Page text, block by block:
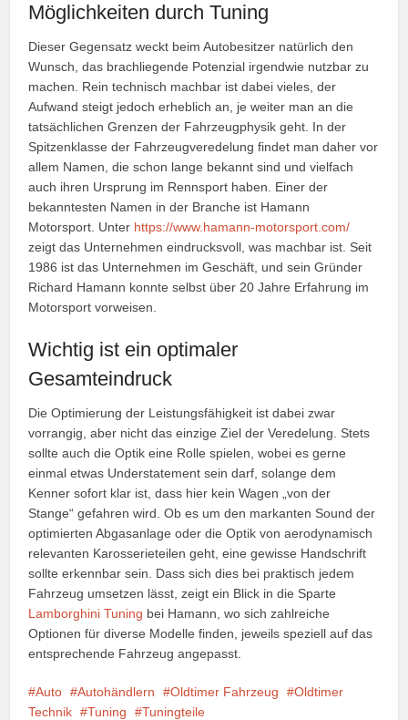
Möglichkeiten durch Tuning
Dieser Gegensatz weckt beim Autobesitzer natürlich den
Wunsch, das brachliegende Potenzial irgendwie nutzbar zu
machen. Rein technisch machbar ist dabei vieles, der
Aufwand steigt jedoch erheblich an, je weiter man an die
tatsächlichen Grenzen der Fahrzeugphysik geht. In der
Spitzenklasse der Fahrzeugveredelung findet man daher vor
allem Namen, die schon lange bekannt sind und vielfach
auch ihren Ursprung im Rennsport haben. Einer der
bekanntesten Namen in der Branche ist Hamann
Motorsport. Unter https://www.hamann-motorsport.com/
zeigt das Unternehmen eindrucksvoll, was machbar ist. Seit
1986 ist das Unternehmen im Geschäft, und sein Gründer
Richard Hamann konnte selbst über 20 Jahre Erfahrung im
Motorsport vorweisen.
Wichtig ist ein optimaler
Gesamteindruck
Die Optimierung der Leistungsfähigkeit ist dabei zwar
vorrangig, aber nicht das einzige Ziel der Veredelung. Stets
sollte auch die Optik eine Rolle spielen, wobei es gerne
einmal etwas Understatement sein darf, solange dem
Kenner sofort klar ist, dass hier kein Wagen „von der
Stange“ gefahren wird. Ob es um den markanten Sound der
optimierten Abgasanlage oder die Optik von aerodynamisch
relevanten Karosserieteilen geht, eine gewisse Handschrift
sollte erkennbar sein. Dass sich dies bei praktisch jedem
Fahrzeug umsetzen lässt, zeigt ein Blick in die Sparte
Lamborghini Tuning bei Hamann, wo sich zahlreiche
Optionen für diverse Modelle finden, jeweils speziell auf das
entsprechende Fahrzeug angepasst.
Auto Autohändlern Oldtimer Fahrzeug
Oldtimer
Technik
Tuning Tuningteile